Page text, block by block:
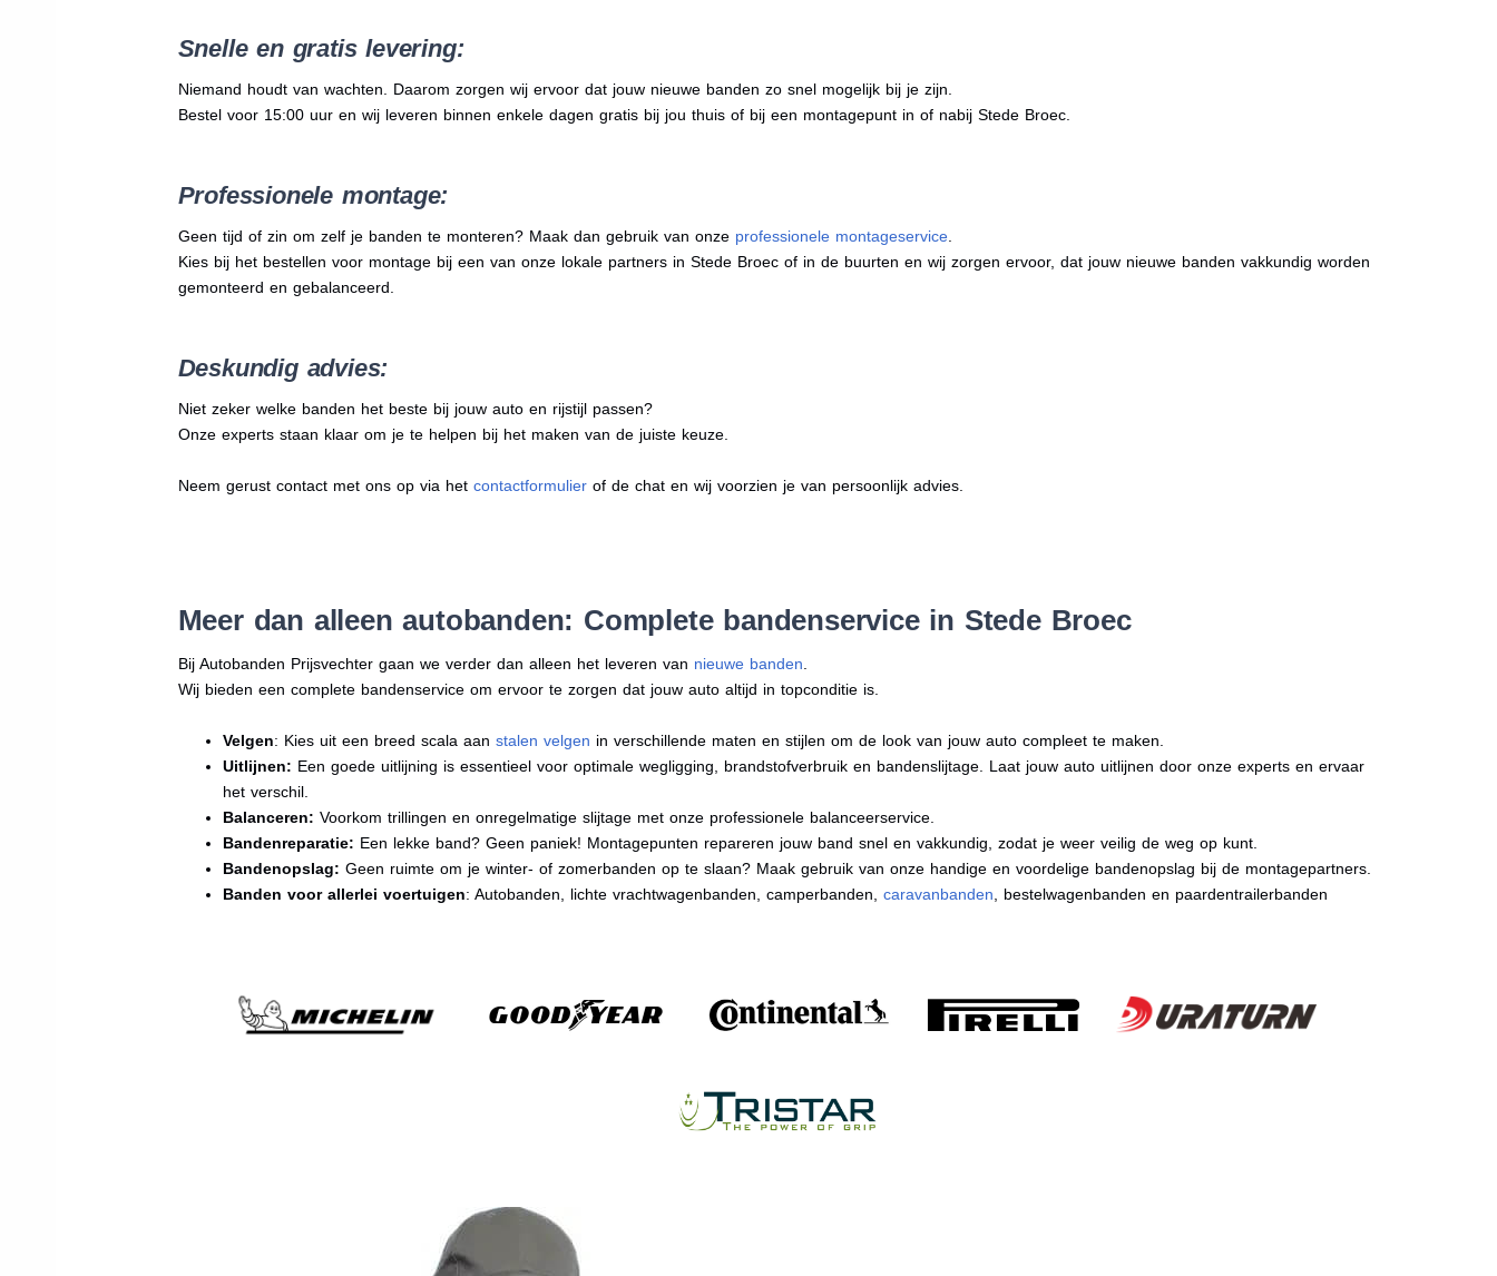
Snelle en gratis levering:
Niemand houdt van wachten. Daarom zorgen wij ervoor dat jouw nieuwe banden zo snel mogelijk bij je zijn.
Bestel voor 15:00 uur en wij leveren binnen enkele dagen gratis bij jou thuis of bij een montagepunt in of nabij Stede Broec.
Professionele montage:
Geen tijd of zin om zelf je banden te monteren? Maak dan gebruik van onze professionele montageservice.
Kies bij het bestellen voor montage bij een van onze lokale partners in Stede Broec of in de buurten en wij zorgen ervoor, dat jouw nieuwe banden vakkundig worden
gemonteerd en gebalanceerd.
Deskundig advies:
Niet zeker welke banden het beste bij jouw auto en rijstijl passen?
Onze experts staan klaar om je te helpen bij het maken van de juiste keuze.
Neem gerust contact met ons op via het contactformulierof de chat en wij voorzien je van persoonlijk advies.
Meer dan alleen autobanden: Complete bandenservice in Stede Broec
Bij Autobanden Prijsvechter gaan we verder dan alleen het leveren van nieuwe banden.
Wij bieden een complete bandenservice om ervoor te zorgen dat jouw auto altijd in topconditie is.
Velgen: Kies uit een breed scala aan stalen velgen in verschillende maten en stijlen om de look van jouw auto compleet te maken.
Uitlijnen: Een goede uitlijning is essentieel voor optimale wegligging, brandstofverbruik en bandenslijtage. Laat jouw auto uitlijnen door onze experts en ervaar
het verschil.
Balanceren: Voorkom trillingen en onregelmatige slijtage met onze professionele balanceerservice.
Bandenreparatie: Een lekke band? Geen paniek! Montagepunten repareren jouw band snel en vakkundig, zodat je weer veilig de weg op kunt.
Bandenopslag: Geen ruimte om je winter- of zomerbanden op te slaan? Maak gebruik van onze handige en voordelige bandenopslag bij de montagepartners.
Banden voor allerlei voertuigen: Autobanden, lichte vrachtwagenbanden, camperbanden, caravanbanden, bestelwagenbanden en paardentrailerbanden